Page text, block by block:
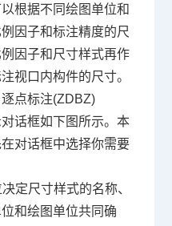
根据不同绘图单位和
因子和标注精度的尺
因子和尺寸样式再作
视口内构件的尺寸。
点标注(ZDBZ)
话框如下图所示。本
对话框中选择你需要
定尺寸样式的名称、
和绘图单位共同确